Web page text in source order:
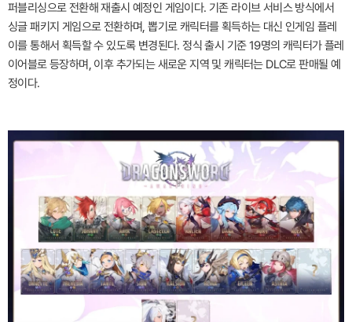
퍼블리싱으로 전환해 재출시 예정인 게임이다. 기존 라이브 서비스 방식에서
싱글 패키지 게임으로 전환하며, 뽑기로 캐릭터를 획득하는 대신 인게임 플레
이를 통해서 획득할 수 있도록 변경된다. 정식 출시 기준 19명의 캐릭터가 플레
이어블로 등장하며, 이후 추가되는 새로운 지역 및 캐릭터는 DLC로 판매될 예
정이다.